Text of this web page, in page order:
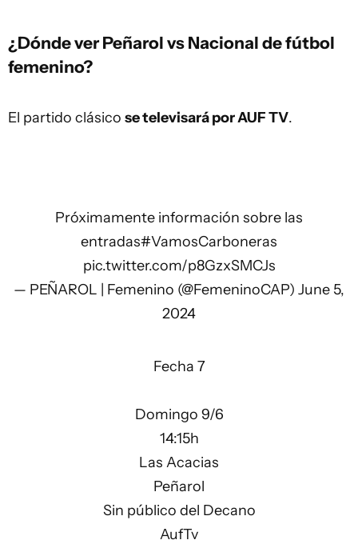
¿Dónde ver Peñarol vs Nacional de fútbol
femenino?
El partido clásico se televisará por AUF TV.
Próximamente información sobre las
entradas#VamosCarboneras
pic.twitter.com/p8GzxSMCJs
— PEÑAROL | Femenino (@FemeninoCAP) June 5,
2024
Fecha 7
Domingo 9/6
14:15h
Las Acacias
Peñarol
Sin público del Decano
AufTv